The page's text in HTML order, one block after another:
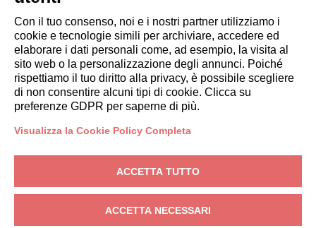
Per inviare e gestire le segnalazioni, Italianway SpA utilizza una
piattaforma informatica dedicata, che rappresenta il canale
preferenziale per la trasmissione delle segnalazioni.
Se desideri effettuare una segnalazione a Italianway SpA,accedi
alla piattaforma.
PROPRIETARI
Progetti e Strutture Real Estate S.r.l.– Via Pietro Mascagni, 24, 20122
Milano (MI) – P.IVA: IT05463540962
Con il tuo consenso, noi e i nostri partner utilizziamo i
cookie e tecnologie simili per archiviare, accedere ed
elaborare i dati personali come, ad esempio, la visita al
sito web o la personalizzazione degli annunci. Poiché
rispettiamo il tuo diritto alla privacy, è possibile scegliere
di non consentire alcuni tipi di cookie. Clicca su
preferenze GDPR per saperne di più.
Visualizza la Cookie Policy Completa
ACCETTA TUTTO
ACCETTA NECESSARI